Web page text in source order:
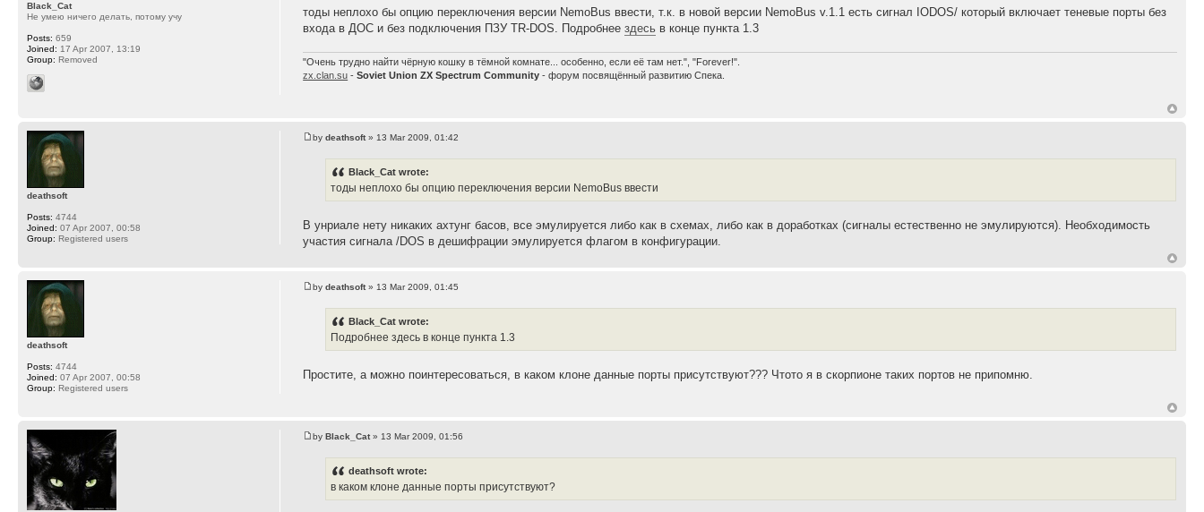
тоды неплохо бы опцию переключения версии NemoBus ввести, т.к. в новой версии NemoBus v.1.1 есть сигнал IODOS/ который включает теневые порты без
входа в ДОС и без подключения ПЗУ TR-DOS. Подробнеездесь в конце пункта 1.3
"Очень трудно найти чёрную кошку в тёмной комнате... особенно, если её там нет.", "Forever!".
zx.clan.su -Soviet Union ZX Spectrum Community - форум посвящённый развитию Спека.
Black_Cat
Не умею ничего делать, потому учу
Posts: 659
Joined: 17 Apr 2007, 13:19
Group: Removed
bydeathsoft» 13 Mar 2009, 01:42
Black_Cat wrote:
тоды неплохо бы опцию переключения версии NemoBus ввести
В унриале нету никаких ахтунг басов, все эмулируется либо как в схемах, либо как в доработках (сигналы естественно не эмулируются). Необходимость
участия сигнала /DOS в дешифрации эмулируется флагом в конфигурации.
deathsoft
Posts: 4744
Joined: 07 Apr 2007, 00:58
Group: Registered users
bydeathsoft» 13 Mar 2009, 01:45
Black_Cat wrote:
Подробнее здесь в конце пункта 1.3
Простите, а можно поинтересоваться, в каком клоне данные порты присутствуют??? Чтото я в скорпионе таких портов не припомню.
deathsoft
Posts: 4744
Joined: 07 Apr 2007, 00:58
Group: Registered users
byBlack_Cat» 13 Mar 2009, 01:56
deathsoft wrote:
в каком клоне данные порты присутствуют?